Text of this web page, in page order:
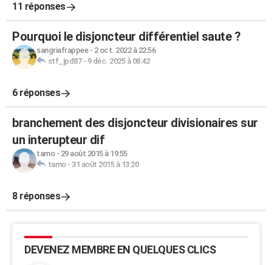
11 réponses
Pourquoi le disjoncteur différentiel saute ?
sangriafrappee- 2 oct. 2022 à 22:56
stf_jpd87- 9 déc. 2025 à 08:42
6 réponses
branchement des disjoncteur divisionaires sur
un interupteur dif
tamo- 29 août 2015 à 19:55
tamo- 31 août 2015 à 13:20
8 réponses
DEVENEZ MEMBRE EN QUELQUES CLICS